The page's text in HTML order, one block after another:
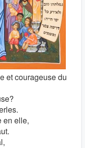
et courageuse du
en elle,